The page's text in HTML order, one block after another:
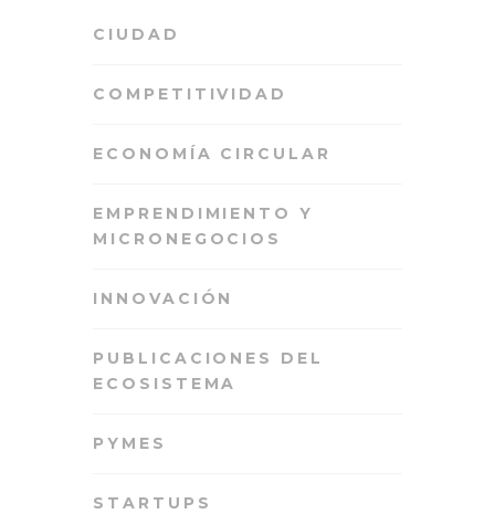
CIUDAD
COMPETITIVIDAD
ECONOMÍA CIRCULAR
EMPRENDIMIENTO Y
MICRONEGOCIOS
INNOVACIÓN
PUBLICACIONES DEL
ECOSISTEMA
PYMES
STARTUPS